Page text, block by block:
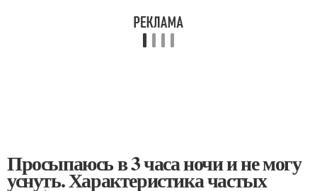
Просыпаюсь в 3 часа ночи и не могу
уснуть. Характеристика частых